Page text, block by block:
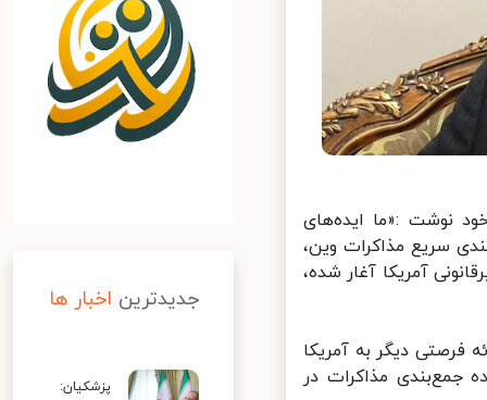
نوشت :«‏ما ایده‌های
سریع مذاکرات وین،
آمریکا آغار شده،
فرصتی دیگر به آمریکا
مذاکرات در
جدیدترین اخبار ها
پزشکیان: